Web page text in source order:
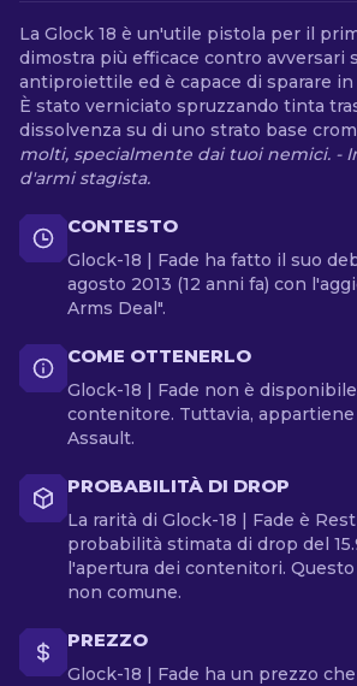
La Glock 18 è un'utile pistola per il
dimostra più efficace contro avversari
antiproiettile ed è capace di sparare in
È stato verniciato spruzzando tinta
dissolvenza su di uno strato base
molti, specialmente dai tuoi nemici. -
d'armi stagista.
CONTESTO
Glock-18 | Fade ha fatto il suo
agosto 2013 (12 anni fa) con
Arms Deal".
COME OTTENERLO
Glock-18 | Fade non è
contenitore. Tuttavia, appartiene
Assault.
PROBABILITÀ DI DROP
La rarità di Glock-18 | Fade è
probabilità stimata di drop del
l'apertura dei contenitori.
non comune.
PREZZO
Glock-18 | Fade ha un prezzo che